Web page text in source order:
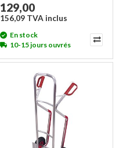
129,00
156,09 TVA inclus
En stock
10-15 jours ouvrés